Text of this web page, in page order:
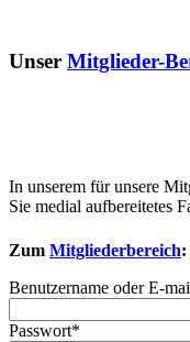
Unser Mitglieder-
In unserem für unsere
Sie medial aufbereitetes
Zum Mitgliederbereich:
Benutzername oder E-
Passwort*